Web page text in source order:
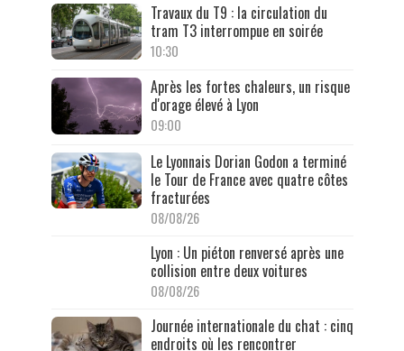
Travaux du T9 : la circulation du
tram T3 interrompue en soirée
10:30
Après les fortes chaleurs, un risque
d'orage élevé à Lyon
09:00
Le Lyonnais Dorian Godon a terminé
le Tour de France avec quatre côtes
fracturées
08/08/26
Lyon : Un piéton renversé après une
collision entre deux voitures
08/08/26
Journée internationale du chat : cinq
endroits où les rencontrer